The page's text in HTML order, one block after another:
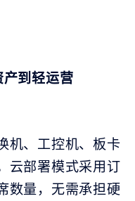
产到轻运营
机、工控机、板卡
云部署模式采用订
数量，无需承担硬